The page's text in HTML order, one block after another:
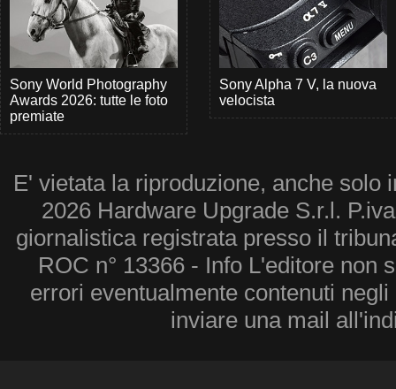
Sony World Photography
Awards 2026: tutte le foto
premiate
Sony Alpha 7 V, la nuova
velocista
E' vietata la riproduzione, anche solo
2026 Hardware Upgrade S.r.l.
giornalistica registrata presso il
ROC n° 13366 - Info L'editore non
errori eventualmente contenuti
inviare una mail